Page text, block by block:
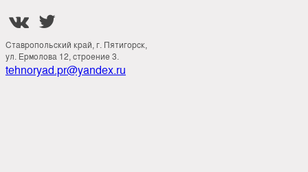
 
Ставропольский край, г. Пятигорск,
ул. Ермолова 12, строение 3.
tehnoryad.pr@yandex.ru